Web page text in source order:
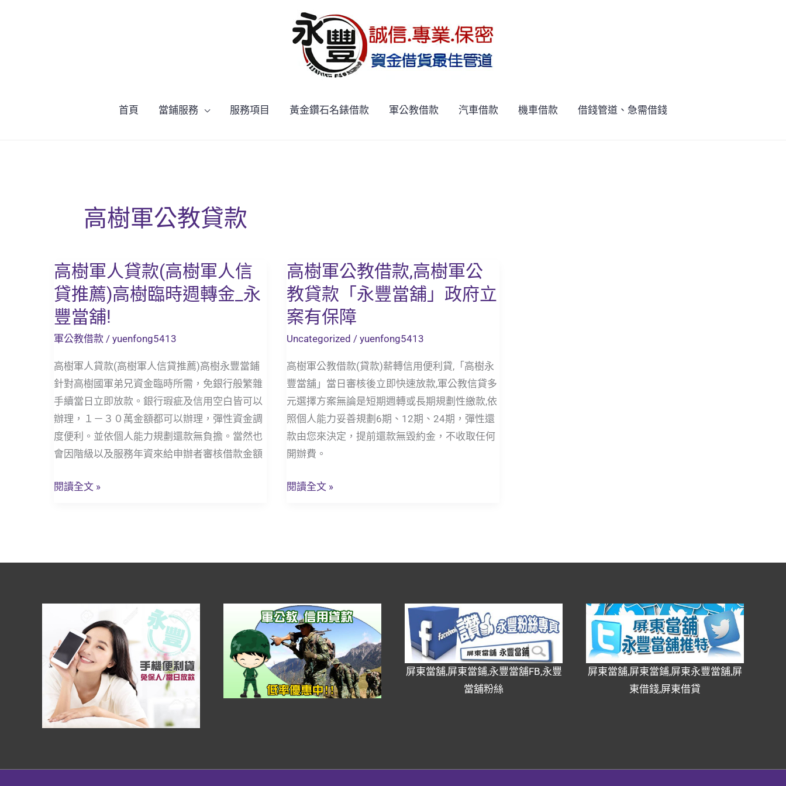
首頁
當鋪服務 服務項目 黃金鑽石名錶借款 軍公教借款 汽車借款 機車借款 借錢管道、急需借錢
高樹軍公教貸款
高樹軍人貸款(高樹軍人信
貸推薦)高樹臨時週轉金_永
豐當舖!
軍公教借款 / yuenfong5413
高樹軍人貸款(高樹軍人信貸推薦)高樹永豐當鋪
針對高樹國軍弟兄資金臨時所需，免銀行般繁雜
手續當日立即放款。銀行瑕疵及信用空白皆可以
辦理，１－３０萬金額都可以辦理，彈性資金調
度便利。並依個人能力規劃還款無負擔。當然也
會因階級以及服務年資來給申辦者審核借款金額
高
樹
軍
人
貸
(高
樹
軍
人
信
貸
時
轉
永
豐
當
舖!
閱讀全文 »
高樹軍公教借款,高樹軍公
教貸款「永豐當舖」政府立
案有保障
Uncategorized / yuenfong5413
高樹軍公教借款(貸款)薪轉信用便利貸,「高樹永
豐當舖」當日審核後立即快速放款,軍公教信貸多
元選擇方案無論是短期週轉或長期規劃性繳款,依
照個人能力妥善規劃6期、12期、24期，彈性還
款由您來決定，提前還款無毀約金，不收取任何
開辦費。
高
樹
軍
公
教
款,
高
樹
軍
公
教
舖」
府
立
案
有
保
障
閱讀全文 »
屏東當舖,屏東當鋪,永豐當舖FB,永豐
當舖粉絲
屏東當舖,屏東當鋪,屏東永豐當舖,屏
東借錢,屏東借貸